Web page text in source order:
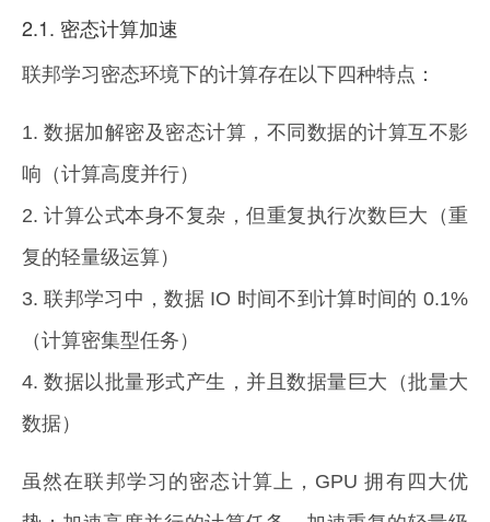
2.1. 密态计算加速
联邦学习密态环境下的计算存在以下四种特点：
1. 数据加解密及密态计算，不同数据的计算互不影
响（计算高度并行）
2. 计算公式本身不复杂，但重复执行次数巨大（重
复的轻量级运算）
3. 联邦学习中，数据 IO 时间不到计算时间的 0.1%
（计算密集型任务）
4. 数据以批量形式产生，并且数据量巨大（批量大
数据）
虽然在联邦学习的密态计算上，GPU 拥有四大优